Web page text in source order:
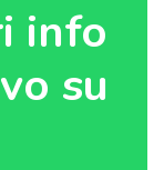
info
su